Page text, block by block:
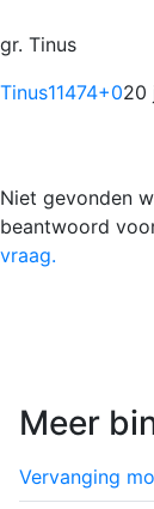
gr. Tinus
Tinus11474+020
Niet gevonden
beantwoord
vraag.
Meer
Vervanging